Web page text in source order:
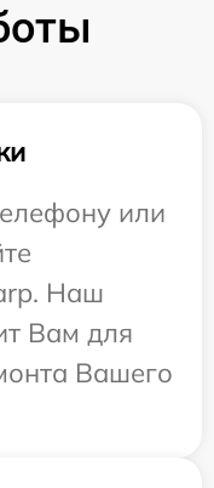
или
Наш
Вам для
Вашего